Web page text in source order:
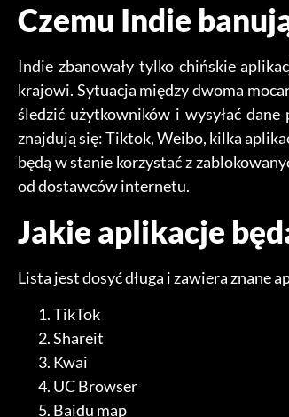
Czemu Indie
Indie zbanowały tylko chińskie
krajowi. Sytuacja między dwoma
śledzić użytkowników i wysyłać
znajdują się: Tiktok, Weibo, kilka
będą w stanie korzystać z
od dostawców internetu.
Jakie aplikacje
Lista jest dosyć długa i zawiera znane
TikTok
Shareit
Kwai
UC Browser
Baidu map